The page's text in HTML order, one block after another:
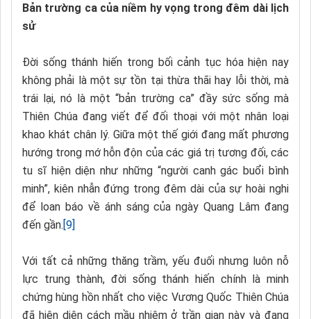
Bản trường ca của niềm hy vọng trong đêm dài lịch
sử
Đời sống thánh hiến trong bối cảnh tục hóa hiện nay
không phải là một sự tồn tại thừa thãi hay lỗi thời, mà
trái lại, nó là một “bản trường ca” đầy sức sống mà
Thiên Chúa đang viết để đối thoại với một nhân loại
khao khát chân lý. Giữa một thế giới đang mất phương
hướng trong mớ hỗn độn của các giá trị tương đối, các
tu sĩ hiện diện như những “người canh gác buổi bình
minh”, kiên nhẫn đứng trong đêm dài của sự hoài nghi
để loan báo về ánh sáng của ngày Quang Lâm đang
đến gần.[9]
Với tất cả những thăng trầm, yếu đuối nhưng luôn nỗ
lực trung thành, đời sống thánh hiến chính là minh
chứng hùng hồn nhất cho việc Vương Quốc Thiên Chúa
đã hiện diện cách mầu nhiệm ở trần gian này và đang